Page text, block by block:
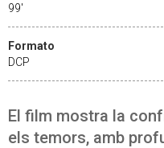
99'
Formato
DCP
El film mostra la
els temors, amb